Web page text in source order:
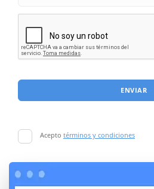
ENVIAR
Acepto términos y condiciones